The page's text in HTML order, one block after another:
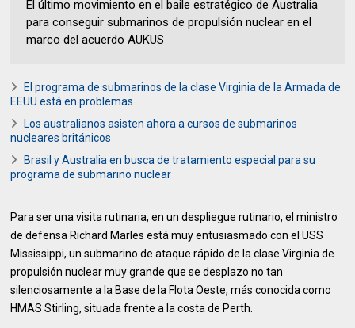
El último movimiento en el baile estratégico de Australia
para conseguir submarinos de propulsión nuclear en el
marco del acuerdo AUKUS
El programa de submarinos de la clase Virginia de la Armada de
EEUU está en problemas
Los australianos asisten ahora a cursos de submarinos
nucleares británicos
Brasil y Australia en busca de tratamiento especial para su
programa de submarino nuclear
Para ser una visita rutinaria, en un despliegue rutinario, el ministro
de defensa Richard Marles está muy entusiasmado con el USS
Mississippi, un submarino de ataque rápido de la clase Virginia de
propulsión nuclear muy grande que se desplazo no tan
silenciosamente a la Base de la Flota Oeste, más conocida como
HMAS Stirling, situada frente a la costa de Perth.